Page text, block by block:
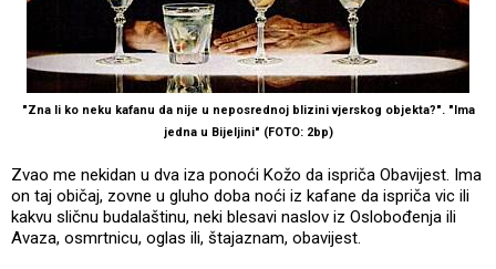
"Zna li ko neku kafanu da nije u neposrednoj blizini vjerskog objekta?". "Ima
jedna u Bijeljini" (FOTO: 2bp)
Zvao me nekidan u dva iza ponoći Kožo da ispriča Obavijest. Ima
on taj običaj, zovne u gluho doba noći iz kafane da ispriča vic ili
kakvu sličnu budalaštinu, neki blesavi naslov iz Oslobođenja ili
Avaza, osmrtnicu, oglas ili, štajaznam, obavijest.